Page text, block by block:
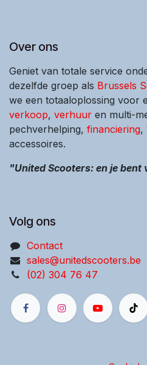
Over ons
Geniet van totale service
dezelfde groep als Brussels
we een totaaloplossing voor
verkoop, verhuur en multi-
pechverhelping, financiering,
accessoires.
"United Scooters: en je
Volg ons
Contact
sales@unitedscooters.be
(02) 304 76 47